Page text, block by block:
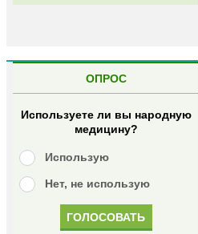
ОПРОС
Используете ли вы народную
медицину?
Использую
Нет, не использую